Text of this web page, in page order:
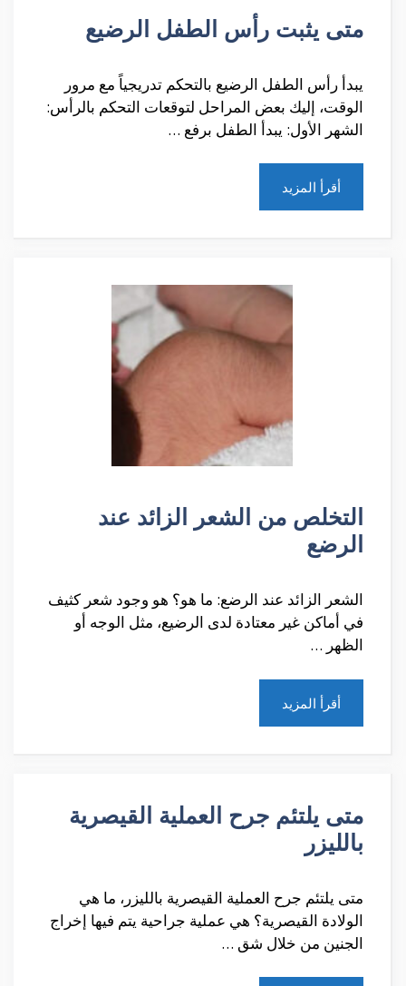
متى يثبت رأس الطفل الرضيع
يبدأ رأس الطفل الرضيع بالتحكم تدريجياً مع مرور
الوقت، إليك بعض المراحل لتوقعات التحكم بالرأس:
الشهر الأول: يبدأ الطفل برفع …
أقرأ المزيد
التخلص من الشعر الزائد عند
الرضع
الشعر الزائد عند الرضع: ما هو؟ هو وجود شعر كثيف
في أماكن غير معتادة لدى الرضيع، مثل الوجه أو
الظهر …
أقرأ المزيد
متى يلتئم جرح العملية القيصرية
بالليزر
متى يلتئم جرح العملية القيصرية بالليزر، ما هي
الولادة القيصرية؟ هي عملية جراحية يتم فيها إخراج
الجنين من خلال شق …